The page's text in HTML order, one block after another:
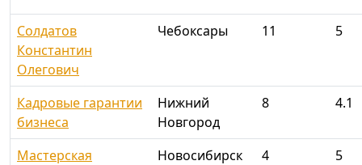
Солдатов
Константин
Олегович
Чебоксары 11 5
Кадровые гарантии
бизнеса
Нижний
Новгород
8 4.1
Мастерская
Новосибирск 4 5